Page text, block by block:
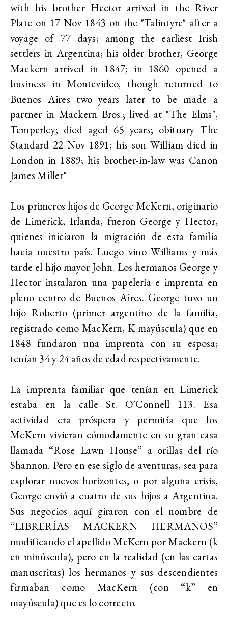
with his brother Hector arrived in the River
Plate on 17 Nov 1843 on the "Talintyre" after a
voyage of 77 days; among the earliest Irish
settlers in Argentina; his older brother, George
Mackern arrived in 1847; in 1860 opened a
business in Montevideo, though returned to
Buenos Aires two years later to be made a
partner in Mackern Bros.; lived at "The Elms",
Temperley; died aged 65 years; obituary The
Standard 22 Nov 1891; his son William died in
London in 1889; his brother-in-law was Canon
James Miller"
Los primeros hijos de George McKern, originario
de Limerick, Irlanda, fueron George y Hector,
quienes iniciaron la migración de esta familia
hacia nuestro país. Luego vino Williams y más
tarde el hijo mayor John. Los hermanos George y
Hector instalaron una papelería e imprenta en
pleno centro de Buenos Aires. George tuvo un
hijo Roberto (primer argentino de la familia,
registrado como MacKern, K mayúscula) que en
1848 fundaron una imprenta con su esposa;
tenían 34 y 24 años de edad respectivamente.
La imprenta familiar que tenían en Limerick
estaba en la calle St. O´Connell 113. Esa
actividad era próspera y permitía que los
McKern vivieran cómodamente en su gran casa
llamada “Rose Lawn House” a orillas del río
Shannon. Pero en ese siglo de aventuras, sea para
explorar nuevos horizontes, o por alguna crisis,
George envió a cuatro de sus hijos a Argentina.
Sus negocios aquí giraron con el nombre de
“LIBRERÍAS MACKERN HERMANOS”
modificando el apellido McKern por Mackern (k
en minúscula), pero en la realidad (en las cartas
manuscritas) los hermanos y sus descendientes
firmaban como MacKern (con “k” en
mayúscula) que es lo correcto.